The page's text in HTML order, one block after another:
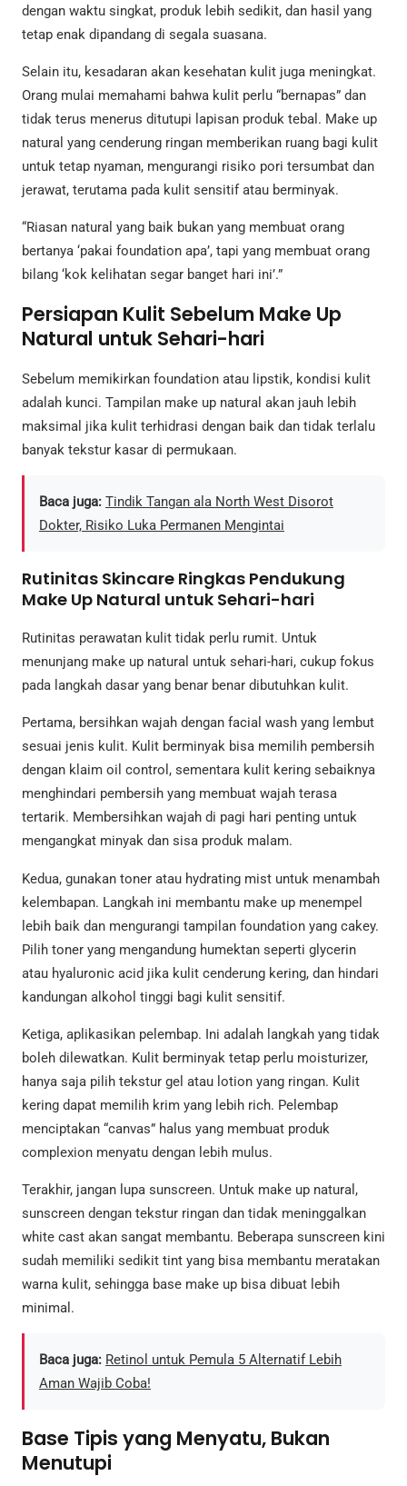
dengan waktu singkat, produk lebih sedikit, dan hasil yang
tetap enak dipandang di segala suasana.
Selain itu, kesadaran akan kesehatan kulit juga meningkat.
Orang mulai memahami bahwa kulit perlu “bernapas” dan
tidak terus menerus ditutupi lapisan produk tebal. Make up
natural yang cenderung ringan memberikan ruang bagi kulit
untuk tetap nyaman, mengurangi risiko pori tersumbat dan
jerawat, terutama pada kulit sensitif atau berminyak.
“Riasan natural yang baik bukan yang membuat orang
bertanya ‘pakai foundation apa’, tapi yang membuat orang
bilang ‘kok kelihatan segar banget hari ini’.”
Persiapan Kulit Sebelum Make Up
Natural untuk Sehari-hari
Sebelum memikirkan foundation atau lipstik, kondisi kulit
adalah kunci. Tampilan make up natural akan jauh lebih
maksimal jika kulit terhidrasi dengan baik dan tidak terlalu
banyak tekstur kasar di permukaan.
Baca juga: Tindik Tangan ala North West Disorot
Dokter, Risiko Luka Permanen Mengintai
Rutinitas Skincare Ringkas Pendukung
Make Up Natural untuk Sehari-hari
Rutinitas perawatan kulit tidak perlu rumit. Untuk
menunjang make up natural untuk sehari-hari, cukup fokus
pada langkah dasar yang benar benar dibutuhkan kulit.
Pertama, bersihkan wajah dengan facial wash yang lembut
sesuai jenis kulit. Kulit berminyak bisa memilih pembersih
dengan klaim oil control, sementara kulit kering sebaiknya
menghindari pembersih yang membuat wajah terasa
tertarik. Membersihkan wajah di pagi hari penting untuk
mengangkat minyak dan sisa produk malam.
Kedua, gunakan toner atau hydrating mist untuk menambah
kelembapan. Langkah ini membantu make up menempel
lebih baik dan mengurangi tampilan foundation yang cakey.
Pilih toner yang mengandung humektan seperti glycerin
atau hyaluronic acid jika kulit cenderung kering, dan hindari
kandungan alkohol tinggi bagi kulit sensitif.
Ketiga, aplikasikan pelembap. Ini adalah langkah yang tidak
boleh dilewatkan. Kulit berminyak tetap perlu moisturizer,
hanya saja pilih tekstur gel atau lotion yang ringan. Kulit
kering dapat memilih krim yang lebih rich. Pelembap
menciptakan “canvas” halus yang membuat produk
complexion menyatu dengan lebih mulus.
Terakhir, jangan lupa sunscreen. Untuk make up natural,
sunscreen dengan tekstur ringan dan tidak meninggalkan
white cast akan sangat membantu. Beberapa sunscreen kini
sudah memiliki sedikit tint yang bisa membantu meratakan
warna kulit, sehingga base make up bisa dibuat lebih
minimal.
Baca juga: Retinol untuk Pemula 5 Alternatif Lebih
Aman Wajib Coba!
Base Tipis yang Menyatu, Bukan
Menutupi